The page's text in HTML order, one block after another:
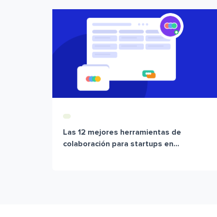
Las 12 mejores herramientas de
colaboración para startups en...